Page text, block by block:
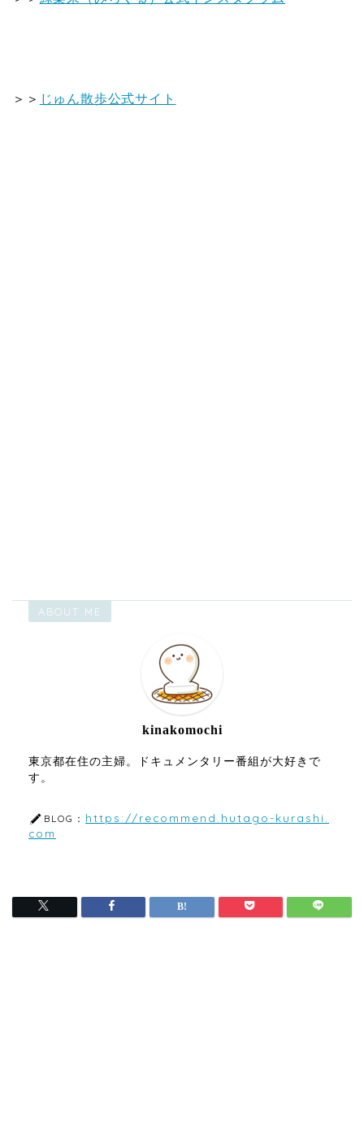
＞＞ じゅん散歩公式サイト
ABOUT ME
kinakomochi
東京都在住の主婦。ドキュメンタリー番組が大好きで
す。
BLOG： https://recommend.hutago-kurashi.
com